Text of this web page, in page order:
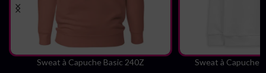
Sweat à Capuche Basic 240Z Sweat à Capuche